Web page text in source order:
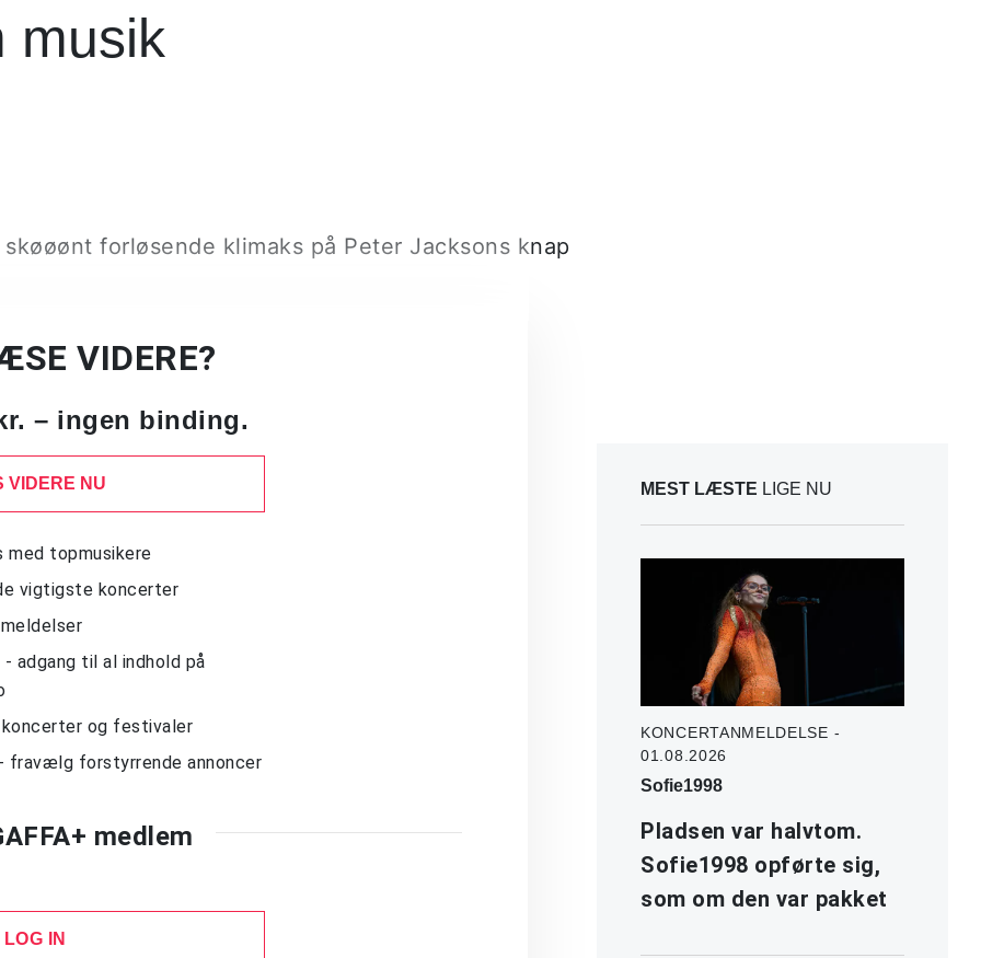
musik
forløsende klimaks på Peter Jacksons knap
VIDERE?
– ingen binding.
NU
med topmusikere
vigtigste koncerter
adgang til al indhold på
og festivaler
fravælg forstyrrende annoncer
medlem
LOG IN
MEST LÆSTE LIGE NU
KONCERTANMELDELSE -
01.08.2026
Sofie1998
Pladsen var halvtom.
Sofie1998 opførte sig,
som om den var pakket